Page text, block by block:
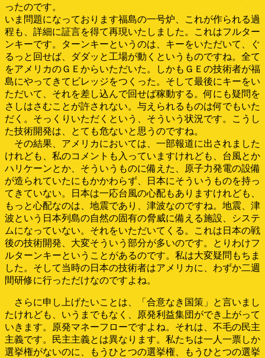
ったのです。
いま問題になっております福島の一号炉、これが作られる過
程も、詳細に証言を得て再現いたしました。これはフルター
ンキーです。ターンキーというのは、キーをいただいて、ぐ
るっと回せば、ダダッと工場が動くというものですね。全て
をアメリカのＧＥからいただいた。しかもＧＥの技術者が福
島にやってきてビレッジをつくった。そして最後にキーをい
ただいて、それを差し込んで回せば稼動する。何にも疑問を
さしはさむことが許されない。与えられるものは何でもいた
だく。そっくりいただくという、そういう状況です。こうし
た技術開発は、とても危ないと思うのですね。
その結果、アメリカにおいては、一部報道に出されました
けれども、私のコメントも入っていますけれども、台風とか
ハリケーンとか、そういうものに備えた、原子力発電の設備
が造られていたにもかかわらず、日本にそういうものを持っ
てきていない。日本は一応台風の心配もありますけれども、
もっと心配なのは、地震であり、津波なのですね。地震、津
波という日本列島の自然の固有の脅威に備える施設、システ
ムになっていない。それをいただいてくる。これは日本の戦
後の技術開発、大変そういう部分が多いのです。とりわけフ
ルターンキーということがあるのです。私は大変疑問もちま
した。そして当時の日本の技術者はアメリカに、わずか二週
間研修に行っただけなのですよね。
さらに申し上げたいことは、「合意なき国策」と言いまし
たけれども、いうまでもなく、原発利益集団ができ上がって
いきます。原発マネーフローですよね。それは、不毛の民主
主義です。民主主義とは異なります。私たちは一人一票しか
選挙権がないのに、もうひとつの選挙権、もうひとつの選挙